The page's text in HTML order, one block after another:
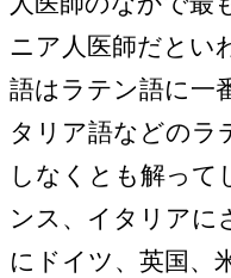
ニア人医師だとい
語はラテン語に一
タリア語などのラ
しなくとも解って
ンス、イタリアに
にドイツ、英国、